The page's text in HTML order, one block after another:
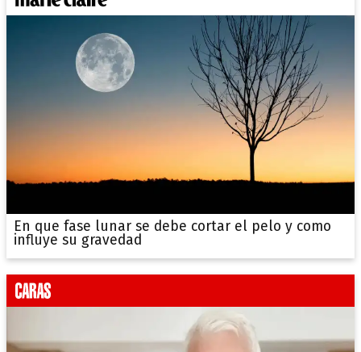
En que fase lunar se debe cortar el pelo y como
influye su gravedad